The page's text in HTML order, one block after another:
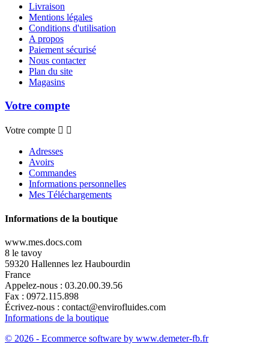
Livraison
Mentions légales
Conditions d'utilisation
A propos
Paiement sécurisé
Nous contacter
Plan du site
Magasins
Votre compte
Votre compte  
Adresses
Avoirs
Commandes
Informations personnelles
Mes Téléchargements
Informations de la boutique
www.mes.docs.com
8 le tavoy
59320 Hallennes lez Haubourdin
France
Appelez-nous : 03.20.00.39.56
Fax : 0972.115.898
Écrivez-nous : contact@envirofluides.com
Informations de la boutique
© 2026 - Ecommerce software by www.demeter-fb.fr